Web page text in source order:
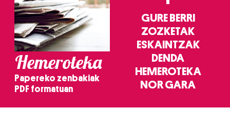
Hemeroteka
Papereko zenbakiak
PDF formatuan
GURE BERRI
ZOZKETAK
ESKAINTZAK
DENDA
HEMEROTEKA
NOR GARA